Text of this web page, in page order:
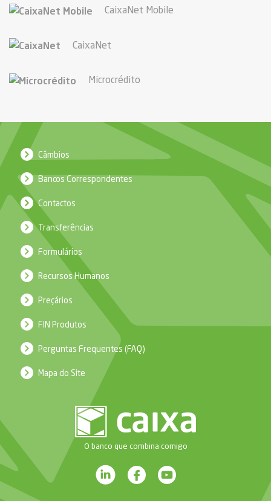
CaixaNet Mobile
CaixaNet
Microcrédito
O banco que combina comigo
Câmbios
Bancos Correspondentes
Contactos
Transferências
Formulários
Recursos Humanos
Preçários
FIN Produtos
Perguntas Frequentes (FAQ)
Mapa do Site